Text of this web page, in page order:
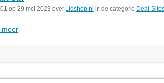
op 29 mei 2023 over Lidshop.nl in de categorie Deal-Sites
meer